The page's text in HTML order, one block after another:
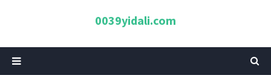
0039yidali.com